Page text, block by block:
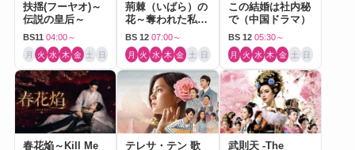
扶揺(フーヤオ)～
伝説の皇后～
BS11 04:00～
月 火 水 木 金 土 日
荊棘（いばら）の
花～奪われた私～
（中国ドラマ）
BS 12 07:00～
月 火 水 木 金 土 日
この結婚は社内秘
で（中国ドラマ）
BS 12 05:30～
月 火 水 木 金 土 日
春花焔～Kill Me
テレサ・テン 歌
武則天 -The